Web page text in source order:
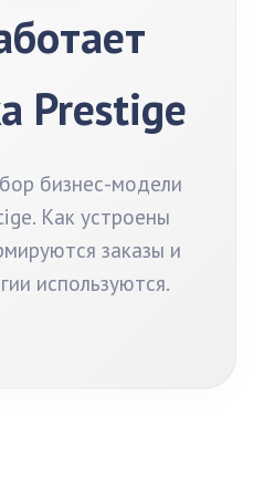
Prestige
бизнес-модели
Как устроены
заказы и
используются.